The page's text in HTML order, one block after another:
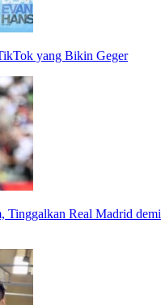
yang Bikin Geger
Tinggalkan Real Madrid demi